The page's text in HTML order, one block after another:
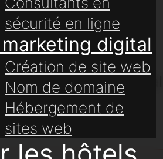
canal
en ligne
sécurité en ligne
digital
Création de site web
Nom de domaine
Hébergement de
sites web
et consultant digital
avec moi sur LinkedIn